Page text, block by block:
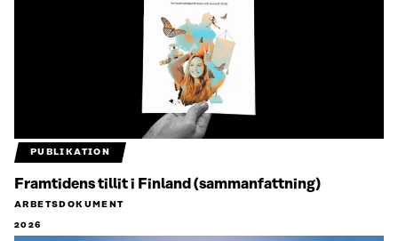
PUBLIKATION
Framtidens tillit i Finland (sammanfattning)
ARBETSDOKUMENT
2026